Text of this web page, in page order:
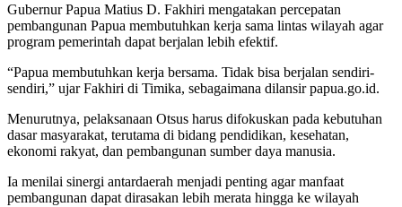
Gubernur Papua Matius D. Fakhiri mengatakan percepatan
pembangunan Papua membutuhkan kerja sama lintas wilayah agar
program pemerintah dapat berjalan lebih efektif.
“Papua membutuhkan kerja bersama. Tidak bisa berjalan sendiri-
sendiri,” ujar Fakhiri di Timika, sebagaimana dilansir papua.go.id.
Menurutnya, pelaksanaan Otsus harus difokuskan pada kebutuhan
dasar masyarakat, terutama di bidang pendidikan, kesehatan,
ekonomi rakyat, dan pembangunan sumber daya manusia.
Ia menilai sinergi antardaerah menjadi penting agar manfaat
pembangunan dapat dirasakan lebih merata hingga ke wilayah